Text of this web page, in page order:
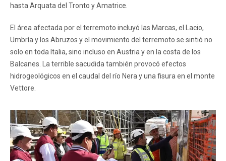
hasta Arquata del Tronto y Amatrice.
El área afectada por el terremoto incluyó las Marcas, el Lacio,
Umbría y los Abruzos y el movimiento del terremoto se sintió no
solo en toda Italia, sino incluso en Austria y en la costa de los
Balcanes. La terrible sacudida también provocó efectos
hidrogeológicos en el caudal del río Nera y una fisura en el monte
Vettore.